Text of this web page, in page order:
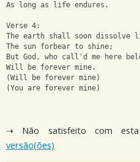
As long as life endures.
Verse 4:
The earth shall soon dissolve
The sun forbear to shine;
But God, who call'd me here
Will be forever mine.
(Will be forever mine)
(You are forever mine)
⇢ Não satisfeito com
versão(ões)